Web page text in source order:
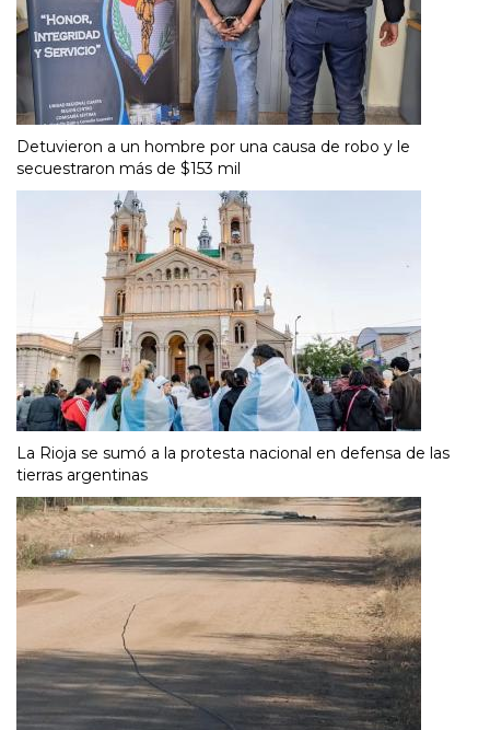
Detuvieron a un hombre por una causa de robo y le
secuestraron más de $153 mil
La Rioja se sumó a la protesta nacional en defensa de las
tierras argentinas